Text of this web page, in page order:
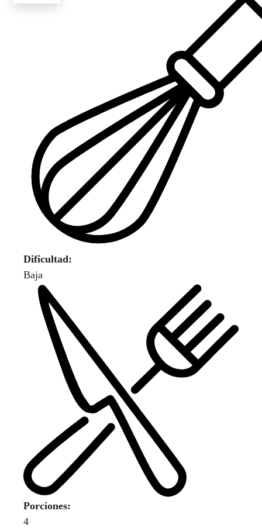
Dificultad:
Baja
Porciones:
4